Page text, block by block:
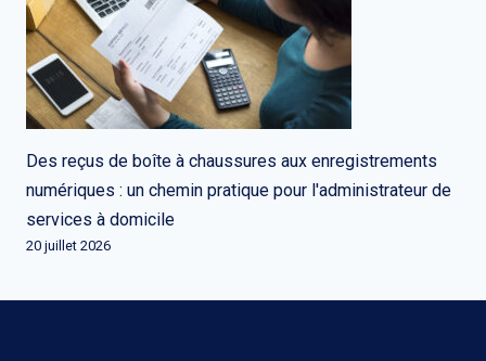
Des reçus de boîte à chaussures aux enregistrements
numériques : un chemin pratique pour l'administrateur de
services à domicile
20 juillet 2026